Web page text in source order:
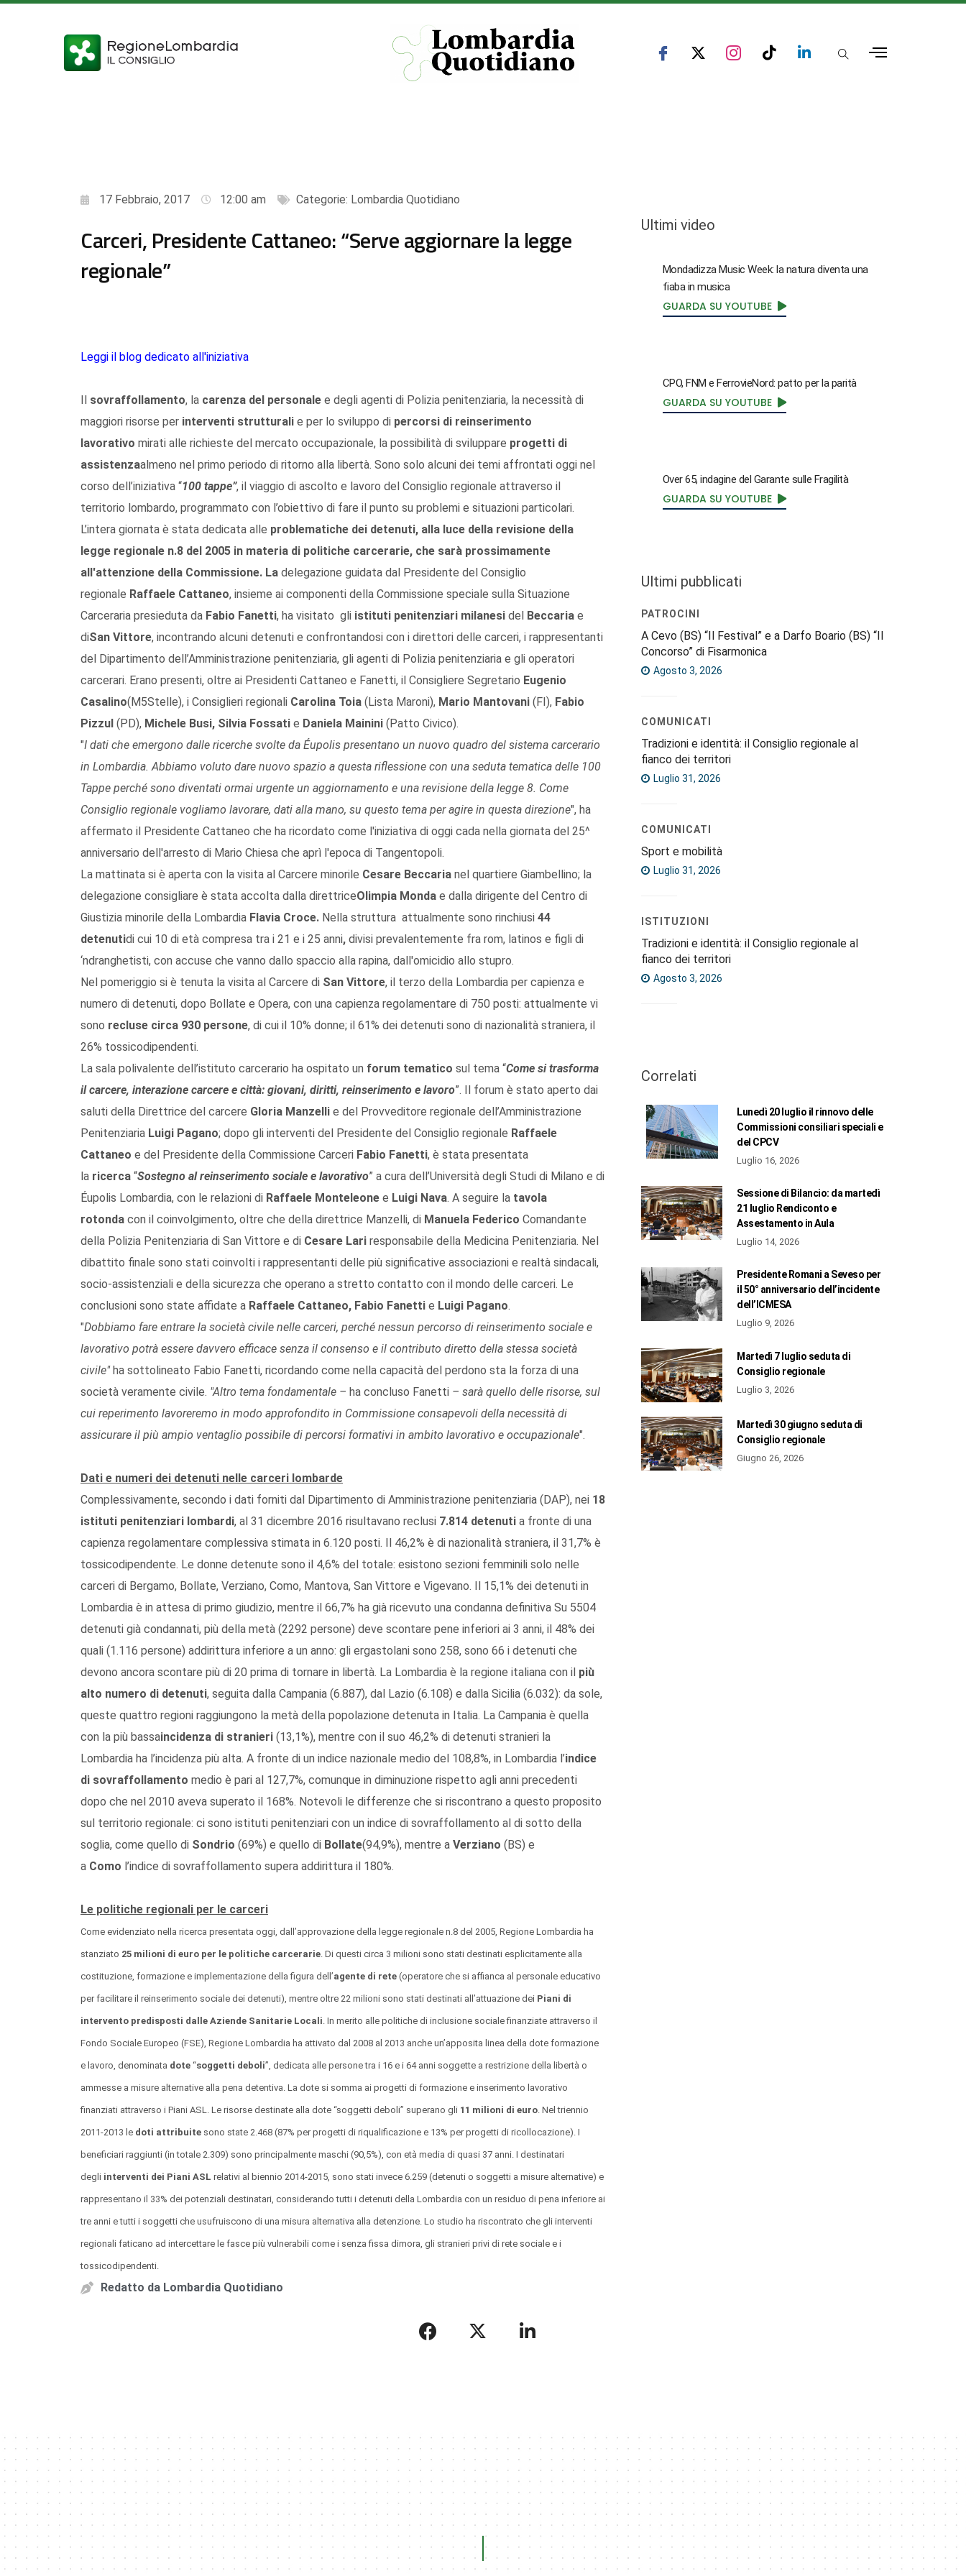
17 Febbraio, 2017 12:00 am Categorie: Lombardia Quotidiano
Carceri, Presidente Cattaneo: “Serve aggiornare la legge
regionale”
Leggi il blog dedicato all'iniziativa
Il sovraffollamento, la carenza del personale e degli agenti di Polizia penitenziaria, la necessità di
maggiori risorse per interventi strutturali e per lo sviluppo di percorsi di reinserimento
lavorativo mirati alle richieste del mercato occupazionale, la possibilità di sviluppare progetti di
assistenzaalmeno nel primo periodo di ritorno alla libertà. Sono solo alcuni dei temi affrontati oggi nel
corso dell’iniziativa “100 tappe”, il viaggio di ascolto e lavoro del Consiglio regionale attraverso il
territorio lombardo, programmato con l’obiettivo di fare il punto su problemi e situazioni particolari.
L’intera giornata è stata dedicata alle problematiche dei detenuti, alla luce della revisione della
legge regionale n.8 del 2005 in materia di politiche carcerarie, che sarà prossimamente
all'attenzione della Commissione. La delegazione guidata dal Presidente del Consiglio
regionale Raffaele Cattaneo, insieme ai componenti della Commissione speciale sulla Situazione
Carceraria presieduta da Fabio Fanetti, ha visitato gli istituti penitenziari milanesi del Beccaria e
diSan Vittore, incontrando alcuni detenuti e confrontandosi con i direttori delle carceri, i rappresentanti
del Dipartimento dell’Amministrazione penitenziaria, gli agenti di Polizia penitenziaria e gli operatori
carcerari. Erano presenti, oltre ai Presidenti Cattaneo e Fanetti, il Consigliere Segretario Eugenio
Casalino(M5Stelle), i Consiglieri regionali Carolina Toia (Lista Maroni), Mario Mantovani (FI), Fabio
Pizzul (PD), Michele Busi, Silvia Fossati e Daniela Mainini (Patto Civico).
"I dati che emergono dalle ricerche svolte da Éupolis presentano un nuovo quadro del sistema carcerario
in Lombardia. Abbiamo voluto dare nuovo spazio a questa riflessione con una seduta tematica delle 100
Tappe perché sono diventati ormai urgente un aggiornamento e una revisione della legge 8. Come
Consiglio regionale vogliamo lavorare, dati alla mano, su questo tema per agire in questa direzione", ha
affermato il Presidente Cattaneo che ha ricordato come l'iniziativa di oggi cada nella giornata del 25^
anniversario dell'arresto di Mario Chiesa che aprì l'epoca di Tangentopoli.
La mattinata si è aperta con la visita al Carcere minorile Cesare Beccaria nel quartiere Giambellino; la
delegazione consigliare è stata accolta dalla direttriceOlimpia Monda e dalla dirigente del Centro di
Giustizia minorile della Lombardia Flavia Croce. Nella struttura attualmente sono rinchiusi 44
detenutidi cui 10 di età compresa tra i 21 e i 25 anni, divisi prevalentemente fra rom, latinos e figli di
‘ndranghetisti, con accuse che vanno dallo spaccio alla rapina, dall'omicidio allo stupro.
Nel pomeriggio si è tenuta la visita al Carcere di San Vittore, il terzo della Lombardia per capienza e
numero di detenuti, dopo Bollate e Opera, con una capienza regolamentare di 750 posti: attualmente vi
sono recluse circa 930 persone, di cui il 10% donne; il 61% dei detenuti sono di nazionalità straniera, il
26% tossicodipendenti.
La sala polivalente dell’istituto carcerario ha ospitato un forum tematico sul tema “Come si trasforma
il carcere, interazione carcere e città: giovani, diritti, reinserimento e lavoro”. Il forum è stato aperto dai
saluti della Direttrice del carcere Gloria Manzelli e del Provveditore regionale dell’Amministrazione
Penitenziaria Luigi Pagano; dopo gli interventi del Presidente del Consiglio regionale Raffaele
Cattaneo e del Presidente della Commissione Carceri Fabio Fanetti, è stata presentata
la ricerca “Sostegno al reinserimento sociale e lavorativo” a cura dell’Università degli Studi di Milano e di
Éupolis Lombardia, con le relazioni di Raffaele Monteleone e Luigi Nava. A seguire la tavola
rotonda con il coinvolgimento, oltre che della direttrice Manzelli, di Manuela Federico Comandante
della Polizia Penitenziaria di San Vittore e di Cesare Lari responsabile della Medicina Penitenziaria. Nel
dibattito finale sono stati coinvolti i rappresentanti delle più significative associazioni e realtà sindacali,
socio-assistenziali e della sicurezza che operano a stretto contatto con il mondo delle carceri. Le
conclusioni sono state affidate a Raffaele Cattaneo, Fabio Fanetti e Luigi Pagano.
"Dobbiamo fare entrare la società civile nelle carceri, perché nessun percorso di reinserimento sociale e
lavorativo potrà essere davvero efficace senza il consenso e il contributo diretto della stessa società
civile"ha sottolineato Fabio Fanetti, ricordando come nella capacità del perdono sta la forza di una
società veramente civile. "Altro tema fondamentale – ha concluso Fanetti – sarà quello delle risorse, sul
cui reperimento lavoreremo in modo approfondito in Commissione consapevoli della necessità di
assicurare il più ampio ventaglio possibile di percorsi formativi in ambito lavorativo e occupazionale".
Dati e numeri dei detenuti nelle carceri lombarde
Complessivamente, secondo i dati forniti dal Dipartimento di Amministrazione penitenziaria (DAP), nei 18
istituti penitenziari lombardi, al 31 dicembre 2016 risultavano reclusi 7.814 detenuti a fronte di una
capienza regolamentare complessiva stimata in 6.120 posti. Il 46,2% è di nazionalità straniera, il 31,7% è
tossicodipendente. Le donne detenute sono il 4,6% del totale: esistono sezioni femminili solo nelle
carceri di Bergamo, Bollate, Verziano, Como, Mantova, San Vittore e Vigevano. Il 15,1% dei detenuti in
Lombardia è in attesa di primo giudizio, mentre il 66,7% ha già ricevuto una condanna definitiva Su 5504
detenuti già condannati, più della metà (2292 persone) deve scontare pene inferiori ai 3 anni, il 48% dei
quali (1.116 persone) addirittura inferiore a un anno: gli ergastolani sono 258, sono 66 i detenuti che
devono ancora scontare più di 20 prima di tornare in libertà. La Lombardia è la regione italiana con il più
alto numero di detenuti, seguita dalla Campania (6.887), dal Lazio (6.108) e dalla Sicilia (6.032): da sole,
queste quattro regioni raggiungono la metà della popolazione detenuta in Italia. La Campania è quella
con la più bassaincidenza di stranieri (13,1%), mentre con il suo 46,2% di detenuti stranieri la
Lombardia ha l’incidenza più alta. A fronte di un indice nazionale medio del 108,8%, in Lombardia l’indice
di sovraffollamento medio è pari al 127,7%, comunque in diminuzione rispetto agli anni precedenti
dopo che nel 2010 aveva superato il 168%. Notevoli le differenze che si riscontrano a questo proposito
sul territorio regionale: ci sono istituti penitenziari con un indice di sovraffollamento al di sotto della
soglia, come quello di Sondrio (69%) e quello di Bollate(94,9%), mentre a Verziano (BS) e
a Como l’indice di sovraffollamento supera addirittura il 180%.
Le politiche regionali per le carceri
Come evidenziato nella ricerca presentata oggi, dall’approvazione della legge regionale n.8 del 2005, Regione Lombardia ha
stanziato 25 milioni di euro per le politiche carcerarie . Di questi circa 3 milioni sono stati destinati esplicitamente alla
costituzione, formazione e implementazione della figura dell’agente di rete (operatore che si affianca al personale educativo
per facilitare il reinserimento sociale dei detenuti), mentre oltre 22 milioni sono stati destinati all’attuazione dei Piani di
intervento predisposti dalle Aziende Sanitarie Locali . In merito alle politiche di inclusione sociale finanziate attraverso il
Fondo Sociale Europeo (FSE), Regione Lombardia ha attivato dal 2008 al 2013 anche un’apposita linea della dote formazione
e lavoro, denominata dote “soggetti deboli”, dedicata alle persone tra i 16 e i 64 anni soggette a restrizione della libertà o
ammesse a misure alternative alla pena detentiva. La dote si somma ai progetti di formazione e inserimento lavorativo
finanziati attraverso i Piani ASL. Le risorse destinate alla dote “soggetti deboli” superano gli 11 milioni di euro . Nel triennio
2011-2013 le doti attribuite sono state 2.468 (87% per progetti di riqualificazione e 13% per progetti di ricollocazione). I
beneficiari raggiunti (in totale 2.309) sono principalmente maschi (90,5%), con età media di quasi 37 anni. I destinatari
degli interventi dei Piani ASL relativi al biennio 2014‐2015, sono stati invece 6.259 (detenuti o soggetti a misure alternative) e
rappresentano il 33% dei potenziali destinatari, considerando tutti i detenuti della Lombardia con un residuo di pena inferiore ai
tre anni e tutti i soggetti che usufruiscono di una misura alternativa alla detenzione. Lo studio ha riscontrato che gli interventi
regionali faticano ad intercettare le fasce più vulnerabili come i senza fissa dimora, gli stranieri privi di rete sociale e i
tossicodipendenti.
Redatto da Lombardia Quotidiano
Ultimi video
Mondadizza Music Week: la natura diventa una
fiaba in musica
GUARDA SU YOUTUBE
CPO, FNM e FerrovieNord: patto per la parità
GUARDA SU YOUTUBE
Over 65, indagine del Garante sulle Fragilità
GUARDA SU YOUTUBE
Ultimi pubblicati
PATROCINI
A Cevo (BS) “Il Festival” e a Darfo Boario (BS) “Il
Concorso” di Fisarmonica
Agosto 3, 2026
COMUNICATI
Tradizioni e identità: il Consiglio regionale al
fianco dei territori
Luglio 31, 2026
COMUNICATI
Sport e mobilità
Luglio 31, 2026
ISTITUZIONI
Tradizioni e identità: il Consiglio regionale al
fianco dei territori
Agosto 3, 2026
Correlati
Lunedì 20 luglio il rinnovo delle
Commissioni consiliari speciali e
del CPCV
Luglio 16, 2026
Sessione di Bilancio: da martedì
21 luglio Rendiconto e
Assestamento in Aula
Luglio 14, 2026
Presidente Romani a Seveso per
il 50° anniversario dell’incidente
dell’ICMESA
Luglio 9, 2026
Martedì 7 luglio seduta di
Consiglio regionale
Luglio 3, 2026
Martedì 30 giugno seduta di
Consiglio regionale
Giugno 26, 2026